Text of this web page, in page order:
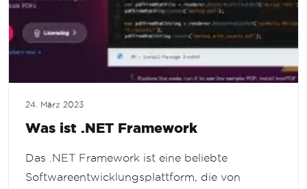
24. März 2023
Was ist .NET Framework
Das .NET Framework ist eine beliebte
Softwareentwicklungsplattform, die von